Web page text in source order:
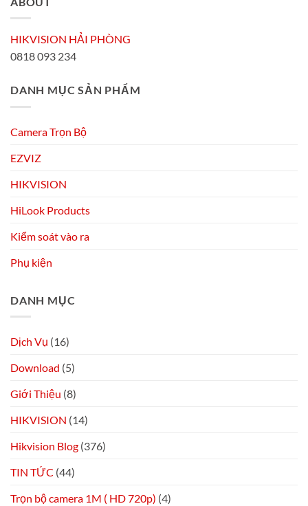
HIKVISION HẢI PHÒNG
0818 093 234
DANH MỤC SẢN PHẨM
Camera Trọn Bộ
EZVIZ
HIKVISION
HiLook Products
Kiểm soát vào ra
Phụ kiện
DANH MỤC
Dịch Vụ (16)
Download (5)
Giới Thiệu (8)
HIKVISION (14)
Hikvision Blog (376)
TIN TỨC (44)
Trọn bộ camera 1M ( HD 720p) (4)